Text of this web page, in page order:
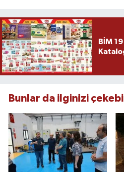
BİM
Bunlar da ilginizi